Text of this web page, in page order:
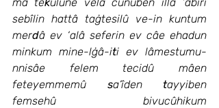
sebîlin hattâ taġtesilû ve-in kuntum
merdâ ev ‘alâ seferin ev câe ehadun
minkum mine-lġâ-iti ev lâmestumu-
nnisâe felem tecidû mâen
feteyemmemû sa’îden tayyiben
femsehû bivucûhikum